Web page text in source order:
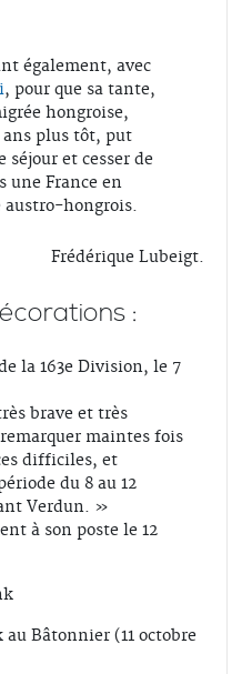
également, avec
, pour que sa tante,
hongroise,
ans plus tôt, put
et cesser de
une France en
austro-hongrois.
Frédérique Lubeigt.
:
la 163e Division, le 7
brave et très
maintes fois
difficiles, et
du 8 au 12
Verdun. »
à son poste le 12
Bâtonnier (11 octobre